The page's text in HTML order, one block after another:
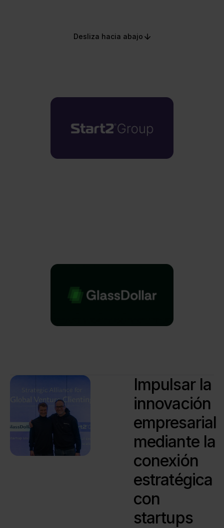
Desliza hacia abajo
Impulsar la
innovación
empresarial
mediante la
conexión
estratégica
con
startups